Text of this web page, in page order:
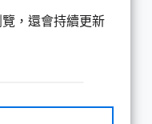
，還會持續更新